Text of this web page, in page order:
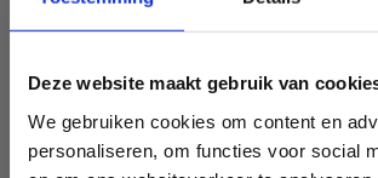
Deze website maakt gebruik van
We gebruiken cookies om content en
personaliseren, om functies voor social